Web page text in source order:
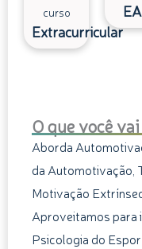
curso
Extracurricular
O que você
Aborda
da Automotivação,
Motivação
Aproveitamos para
Psicologia do